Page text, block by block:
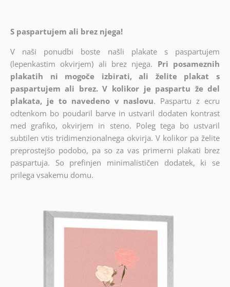
S paspartujem ali brez njega!
V naši ponudbi boste našli plakate s paspartujem
(lepenkastim okvirjem) ali brez njega. Pri posameznih
plakatih ni mogoče izbirati, ali želite plakat s
paspartujem ali brez. V kolikor je paspartu že del
plakata, je to navedeno v naslovu. Paspartu z ecru
odtenkom bo poudaril barve in ustvaril dodaten kontrast
med grafiko, okvirjem in steno. Poleg tega bo ustvaril
subtilen vtis tridimenzionalnega okvirja. V kolikor pa želite
preprostejšo podobo, pa so za vas primerni plakati brez
paspartuja. So prefinjen minimalističen dodatek, ki se
prilega vsakemu domu.